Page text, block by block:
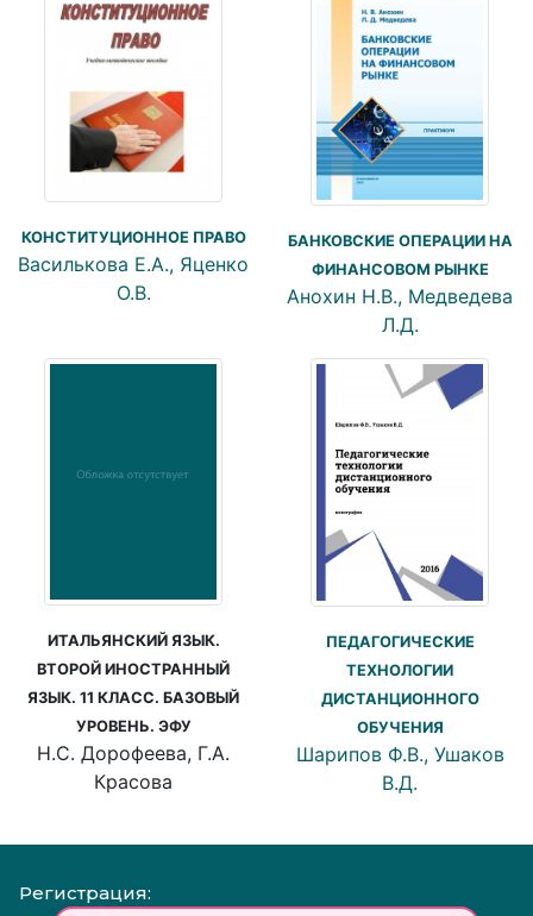
КОНСТИТУЦИОННОЕ ПРАВО
Василькова Е.А., Яценко
О.В.
БАНКОВСКИЕ ОПЕРАЦИИ НА
ФИНАНСОВОМ РЫНКЕ
Анохин Н.В., Медведева
Л.Д.
ИТАЛЬЯНСКИЙ ЯЗЫК.
ВТОРОЙ ИНОСТРАННЫЙ
ЯЗЫК. 11 КЛАСС. БАЗОВЫЙ
УРОВЕНЬ. ЭФУ
Н.С. Дорофеева, Г.А.
Красова
ПЕДАГОГИЧЕСКИЕ
ТЕХНОЛОГИИ
ДИСТАНЦИОННОГО
ОБУЧЕНИЯ
Шарипов Ф.В., Ушаков
В.Д.
Регистрация: